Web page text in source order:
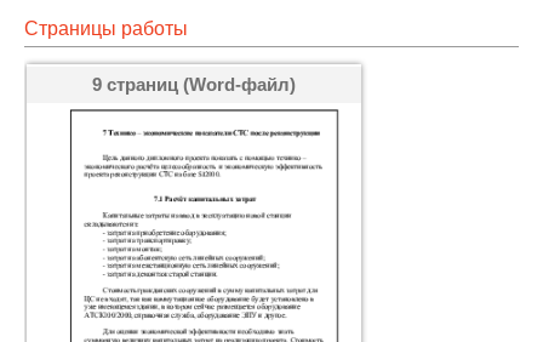
Страницы работы
9 страниц (Word-файл)